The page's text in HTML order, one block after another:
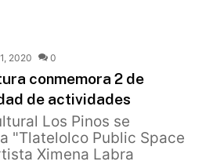
2020 0
conmemora 2 de
de actividades
Los Pinos se
"Tlatelolco Public Space
Ximena Labra